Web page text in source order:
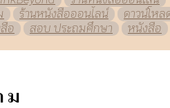
ร้านหนังสือออนไลน์
ดาวน์โหล
อ สอบ ประถมศึกษา
หนังสือ
ม